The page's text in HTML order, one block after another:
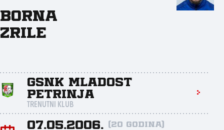
Borna
Zrile
GSNK Mladost
Petrinja
TRENUTNI KLUB
07.05.2006. (20 godina)